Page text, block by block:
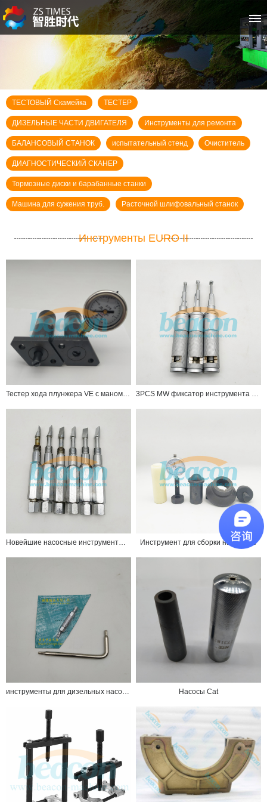
首页
关于智胜时代
空压机系列
冷水机系列
客户案例
新闻资讯
联系我们
ТЕСТОВЫЙ Скамейка ТЕСТЕР
ДИЗЕЛЬНЫЕ ЧАСТИ ДВИГАТЕЛЯ Инструменты для ремонта
БАЛАНСОВЫЙ СТАНОК испытательный стенд Очиститель
ДИАГНОСТИЧЕСКИЙ СКАНЕР
Тормозные диски и барабанные станки
Машина для сужения труб. Расточной шлифовальный станок
Инструменты EURO II
Новейшие насосные инструменты p7100 и насос p7100, тестер давления дизельного топлива, насосные инструменты p7100 Инструмент для сборки насоса P9
инструменты для дизельных насосов Насосы Cat